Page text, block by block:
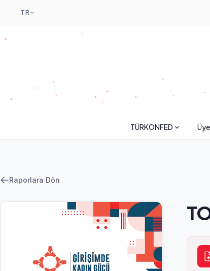
TR
TÜRKONFED
Raporlara Dön